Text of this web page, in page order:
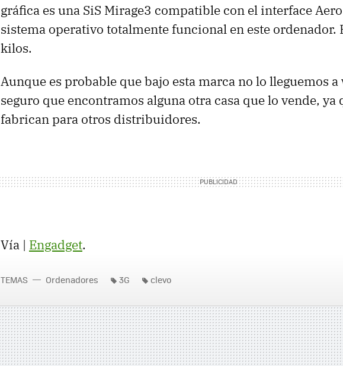
gráfica es una SiS Mirage3 compatible con el interface
sistema operativo totalmente funcional en este ordenador.
kilos.
Aunque es probable que bajo esta marca no lo lleguemos
seguro que encontramos alguna otra casa que lo vende, ya
fabrican para otros distribuidores.
Vía | Engadget.
TEMAS Ordenadores 3G clevo